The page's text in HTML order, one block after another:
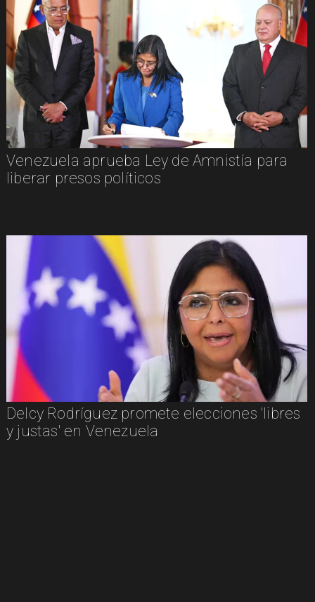
Venezuela aprueba Ley de Amnistía para
liberar presos políticos
Delcy Rodríguez promete elecciones 'libres
y justas' en Venezuela